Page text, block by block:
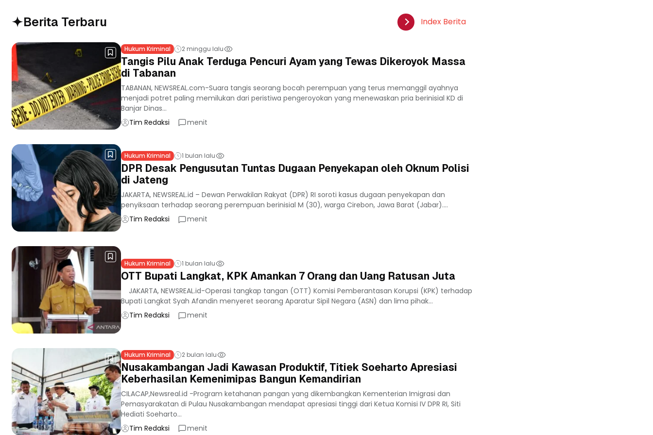
Berita Terbaru Index Berita
Hukum Kriminal 2 minggu lalu
Tangis Pilu Anak Terduga Pencuri Ayam yang Tewas Dikeroyok Massa
di Tabanan
TABANAN, NEWSREAL.com-Suara tangis seorang bocah perempuan yang terus memanggil ayahnya
menjadi potret paling memilukan dari peristiwa pengeroyokan yang menewaskan pria berinisial KD di
Banjar Dinas...
Tim Redaksi
menit
Hukum Kriminal 1 bulan lalu
DPR Desak Pengusutan Tuntas Dugaan Penyekapan oleh Oknum Polisi
di Jateng
JAKARTA, NEWSREAL.id – Dewan Perwakilan Rakyat (DPR) RI soroti kasus dugaan penyekapan dan
penyiksaan terhadap seorang perempuan berinisial M (30), warga Cirebon, Jawa Barat (Jabar)....
Tim Redaksi
menit
Hukum Kriminal 1 bulan lalu
OTT Bupati Langkat, KPK Amankan 7 Orang dan Uang Ratusan Juta
JAKARTA, NEWSREAL.id-Operasi tangkap tangan (OTT) Komisi Pemberantasan Korupsi (KPK) terhadap
Bupati Langkat Syah Afandin menyeret seorang Aparatur Sipil Negara (ASN) dan lima pihak...
Tim Redaksi
menit
Hukum Kriminal 2 bulan lalu
Nusakambangan Jadi Kawasan Produktif, Titiek Soeharto Apresiasi
Keberhasilan Kemenimipas Bangun Kemandirian
CILACAP,Newsreal.id -Program ketahanan pangan yang dikembangkan Kementerian Imigrasi dan
Pemasyarakatan di Pulau Nusakambangan mendapat apresiasi tinggi dari Ketua Komisi IV DPR RI, Siti
Hediati Soeharto...
Tim Redaksi
menit